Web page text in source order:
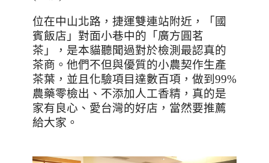
位在中山北路，捷運雙連站附近，「國
賓飯店」對面小巷中的「廣方圓茗
茶」，是本貓聽聞過對於檢測最認真的
茶商。他們不但與優質的小農契作生產
茶葉，並且化驗項目達數百項，做到99%
農藥零檢出、不添加人工香精，真的是
家有良心、愛台灣的好店，當然要推薦
給大家。